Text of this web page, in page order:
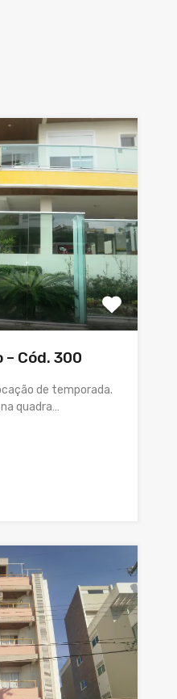
Cód. 300
de temporada.
quadra…